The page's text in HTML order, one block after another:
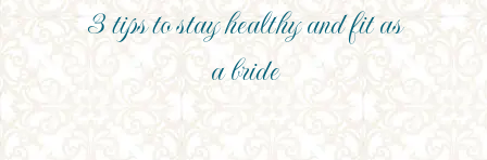
3 tips to stay healthy and fit as
a bride